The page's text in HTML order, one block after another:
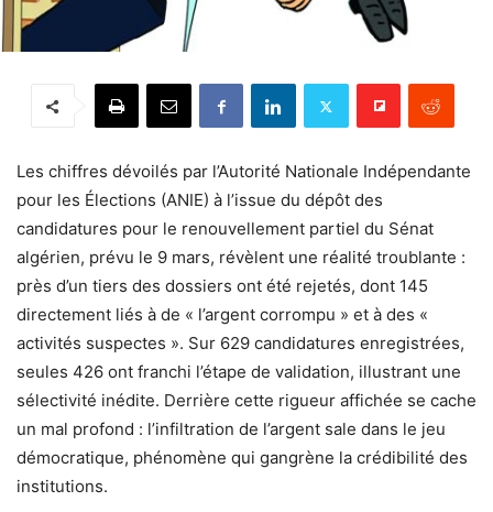
Les chiffres dévoilés par l’Autorité Nationale Indépendante
pour les Élections (ANIE) à l’issue du dépôt des
candidatures pour le renouvellement partiel du Sénat
algérien, prévu le 9 mars, révèlent une réalité troublante :
près d’un tiers des dossiers ont été rejetés, dont 145
directement liés à de « l’argent corrompu » et à des «
activités suspectes ». Sur 629 candidatures enregistrées,
seules 426 ont franchi l’étape de validation, illustrant une
sélectivité inédite. Derrière cette rigueur affichée se cache
un mal profond : l’infiltration de l’argent sale dans le jeu
démocratique, phénomène qui gangrène la crédibilité des
institutions.